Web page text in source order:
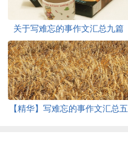
关于写难忘的事作文汇总九篇
【精华】写难忘的事作文汇总五